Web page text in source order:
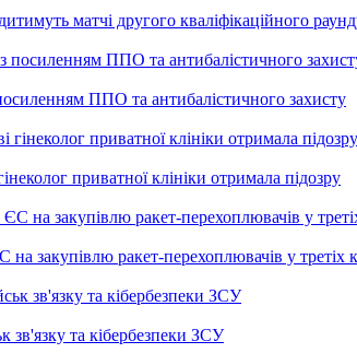
матчі другого кваліфікаційного
ППО та антибалістичного захисту
приватної клініки отримала підозру
закупівлю ракет-перехоплювачів у третіх
зв'язку та кібербезпеки ЗСУ